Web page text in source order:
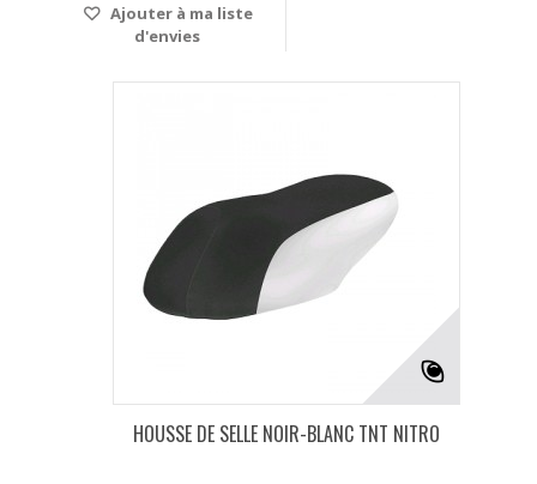
Ajouter à ma liste
d'envies
HOUSSE DE SELLE NOIR-BLANC TNT NITRO